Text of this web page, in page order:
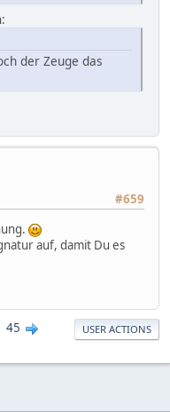
der Zeuge das
#659
auf, damit Du es
45 USER ACTIONS